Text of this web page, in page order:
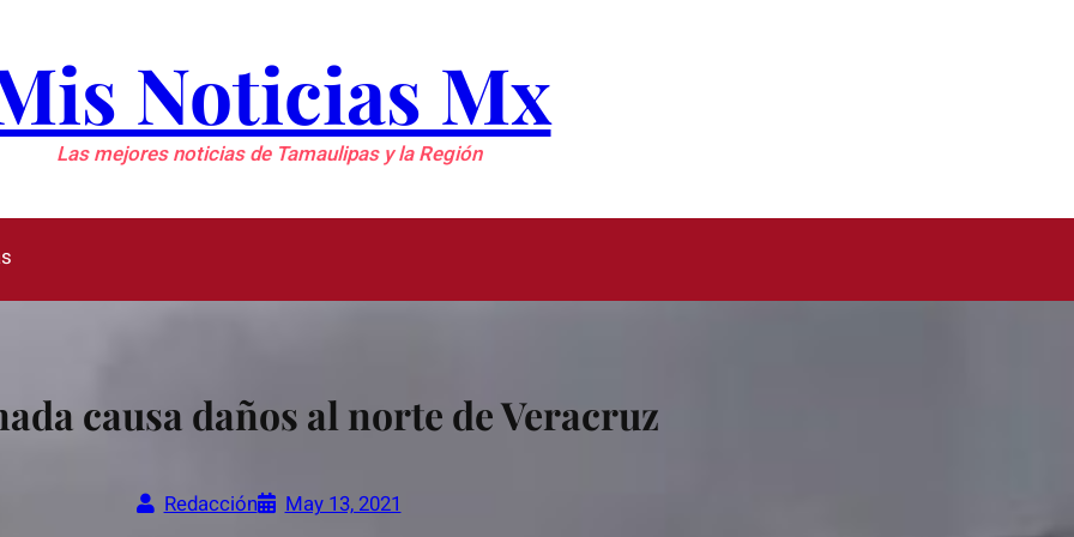
Noticias Mx
Las mejores noticias de Tamaulipas y la Región
causa daños al norte de Veracruz
Redacción May 13, 2021